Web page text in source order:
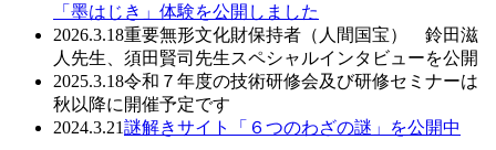
「墨はじき」体験を公開しました
2026.3.18重要無形文化財保持者（人間国宝） 鈴田滋
人先生、須田賢司先生スペシャルインタビューを公開
2025.3.18令和７年度の技術研修会及び研修セミナーは
秋以降に開催予定です
2024.3.21謎解きサイト「６つのわざの謎」を公開中